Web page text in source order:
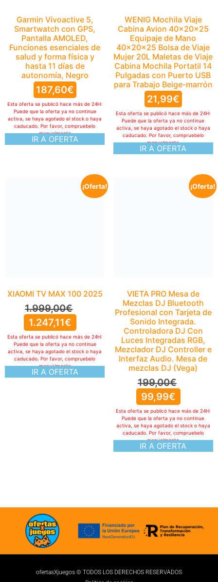
Garmin Vívoactive 5,
Smartwatch con GPS,
Pantalla AMOLED,
Funciones esenciales de
salud y forma física y
hasta 11 días de
autonomía, Negro
187,60€
IR A OFERTA
Esta oferta se publicó hace más de 24H:
Puede que la oferta ya no continue
activa, se haya agotado el stock o haya
caducado. Por favor, compruebelo
manualmente
WENIG Mochila Viaje
Cabina Avion 40x20x25
Equipaje de Mano
40x20x25 Bolsa de Viaje
Mujer 20L Maletas de Viaje
Cabina Mochila Portatil 14
Pulgadas con Puerto USB
para Trabajo Beige-marrón
21,99€
IR A OFERTA
Esta oferta se publicó hace más de 24H:
Puede que la oferta ya no continue
activa, se haya agotado el stock o haya
caducado. Por favor, compruebelo
manualmente
¡Oferta!
XIAOMI TV MAX 100 2025
¡Oferta!
VIETA PRO Mesa de
Mezclas DJ Bluetooth
Profesional con Tarjeta de
Sonido Integrada.
Controladora DJ Con
Luces Integradas RGB,
Mezclador DJ Controller e
Interfaz Audio. Mesa de
mezclas DJ (Vega)
199,00€
99,99€
IR A OFERTA
Esta oferta se publicó hace más de 24H:
Puede que la oferta ya no continue
activa, se haya agotado el stock o haya
caducado. Por favor, compruebelo
manualmente
ofertasXjuegos © TODOS LOS DERECHOS RESERVADOS